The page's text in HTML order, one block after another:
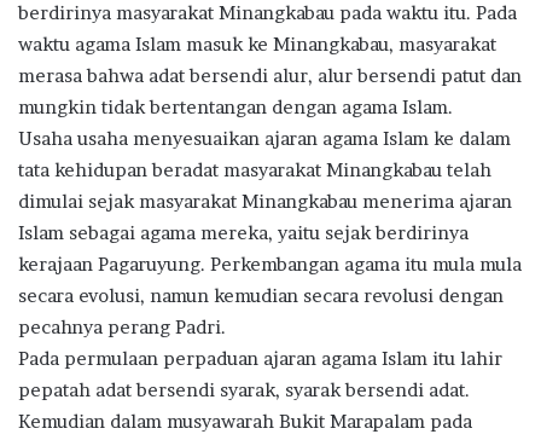
berdirinya masyarakat Minangkabau pada waktu itu. Pada
waktu agama Islam masuk ke Minangkabau, masyarakat
merasa bahwa adat bersendi alur, alur bersendi patut dan
mungkin tidak bertentangan dengan agama Islam.
Usaha usaha menyesuaikan ajaran agama Islam ke dalam
tata kehidupan beradat masyarakat Minangkabau telah
dimulai sejak masyarakat Minangkabau menerima ajaran
Islam sebagai agama mereka, yaitu sejak berdirinya
kerajaan Pagaruyung. Perkembangan agama itu mula mula
secara evolusi, namun kemudian secara revolusi dengan
pecahnya perang Padri.
Pada permulaan perpaduan ajaran agama Islam itu lahir
pepatah adat bersendi syarak, syarak bersendi adat.
Kemudian dalam musyawarah Bukit Marapalam pada